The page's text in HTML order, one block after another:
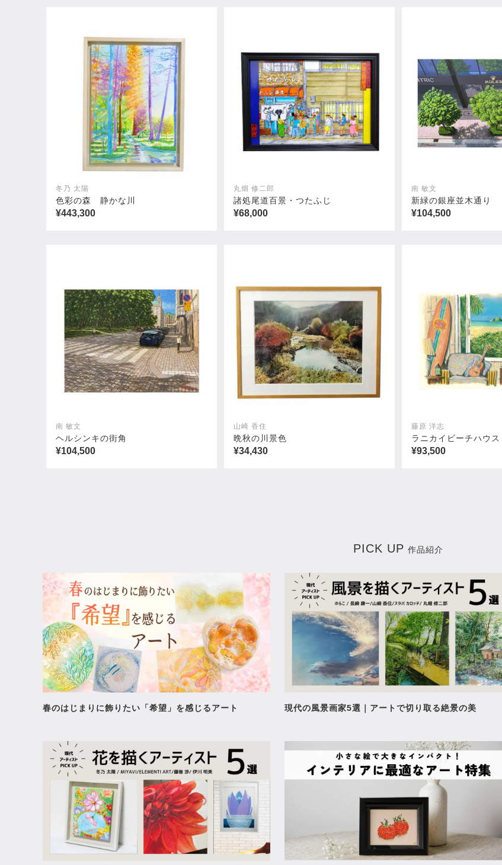
冬乃 太陽
色彩の森 静かな川
¥443,300
丸畑 修二郎
諸処尾道百景・つたふじ
¥68,000
南 敏文
新緑の銀座並木通り
¥104,500
南 敏文
ヘルシンキの街角
¥104,500
山崎 香住
晩秋の川景色
¥34,430
藤原 洋志
ラニカイビーチハウス
¥93,500
PICK UP 作品紹介
春のはじまりに飾りたい「希望」を感じるアート 現代の風景画家5選｜アートで切り取る絶景の美